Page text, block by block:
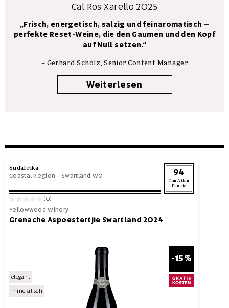
Cal Ros Xarel·lo 2025
„Frisch, energetisch, salzig und feinaromatisch –
perfekte Reset-Weine, die den Gaumen und den Kopf
auf Null setzen.“
– Gerhard Scholz, Senior Content Manager
Weiterlesen
Südafrika
Coastal Region -Swartland WO 94
Tim Atkin
Punkte
(0)
Yellowwood Winery
Grenache Aspoestertjie Swartland 2024
elegant
mineralisch
-15%